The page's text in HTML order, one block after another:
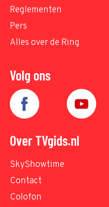
Reglementen
Pers
Alles over de Ring
Volg ons
Over TVgids.nl
SkyShowtime
Contact
Colofon